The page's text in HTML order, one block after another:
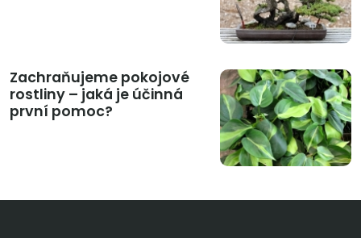
Zachraňujeme pokojové
rostliny – jaká je účinná
první pomoc?